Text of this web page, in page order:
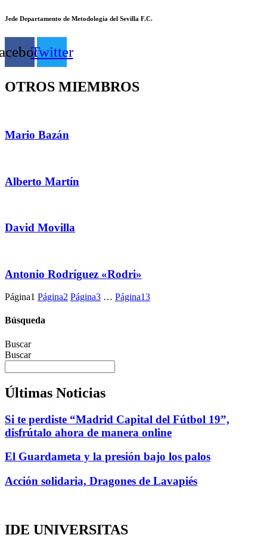
Jede Departamento de Metodología del Sevilla F.C.
Twitter
OTROS MIEMBROS
Mario Bazán
Alberto Martín
David Movilla
Antonio Rodríguez «Rodri»
Página1 Página2 Página3 … Página13
Búsqueda
Buscar
Buscar
Últimas Noticias
Si te perdiste “Madrid Capital del Fútbol 19”,
disfrútalo ahora de manera online
El Guardameta y la presión bajo los palos
Acción solidaria, Dragones de Lavapiés
IDE UNIVERSITAS